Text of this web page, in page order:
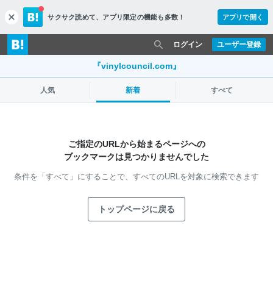
c
l
o
s
サクサク読めて、 アプリ限定の機能も多数！ アプリで開く
ユーザー登録
ログイン
『vinylcouncil.com』
人気 新着 すべて
ご指定のURLから始まるページへの
ブックマークは見つかりませんでした
条件を「すべて」にすることで、 すべてのURLを対象に検索できます
トップページに戻る